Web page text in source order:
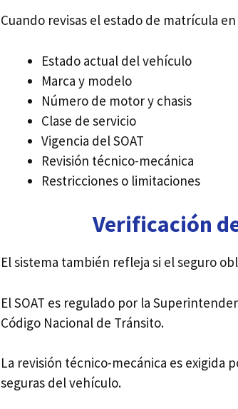
Cuando revisas el estado de matrícula
Estado actual del vehículo
Marca y modelo
Número de motor y chasis
Clase de servicio
Vigencia del SOAT
Revisión técnico-mecánica
Restricciones o limitaciones
Verificación
El sistema también refleja si el seguro
El SOAT es regulado por la
Código Nacional de Tránsito.
La revisión técnico-mecánica es exigida
seguras del vehículo.